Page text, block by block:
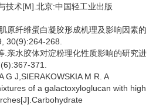
技术[M].北京:中国轻工业出版
原纤维蛋白凝胶形成机理及影响因素的
30(9):264-268.
.亲水胶体对淀粉理化性质影响的研究进
371.
G J,SIERAKOWSKIA M R. A
of a galactoxyloglucan with high